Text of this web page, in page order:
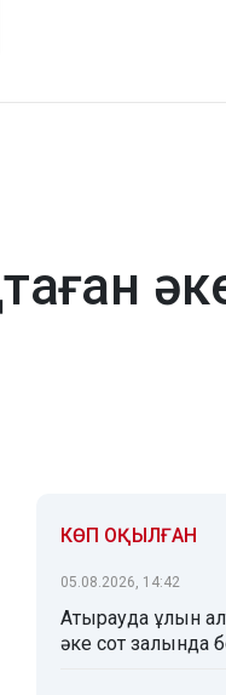
КӨП ОҚЫЛҒАН
05.08.2026, 14:42
Атырауда ұлын
әке сот залында